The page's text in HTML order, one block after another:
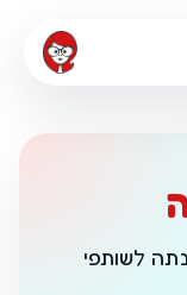
לשותפי